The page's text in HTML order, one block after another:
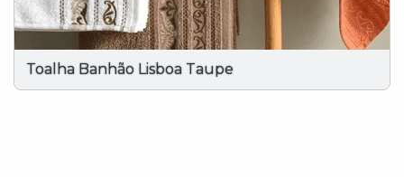
Toalha Banhão Lisboa Taupe